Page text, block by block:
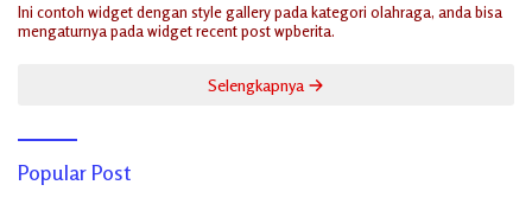
Ini contoh widget dengan style gallery pada kategori olahraga, anda bisa
mengaturnya pada widget recent post wpberita.
Selengkapnya
Popular Post